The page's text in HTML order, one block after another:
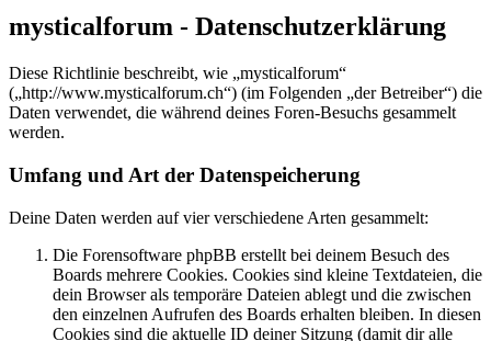
mysticalforum - Datenschutzerklärung
Diese Richtlinie beschreibt, wie „mysticalforum“
(„http://www.mysticalforum.ch“) (im Folgenden „der Betreiber“) die
Daten verwendet, die während deines Foren-Besuchs gesammelt
werden.
Umfang und Art der Datenspeicherung
Deine Daten werden auf vier verschiedene Arten gesammelt:
Die Forensoftware phpBB erstellt bei deinem Besuch des
Boards mehrere Cookies. Cookies sind kleine Textdateien, die
dein Browser als temporäre Dateien ablegt und die zwischen
den einzelnen Aufrufen des Boards erhalten bleiben. In diesen
Cookies sind die aktuelle ID deiner Sitzung (damit dir alle